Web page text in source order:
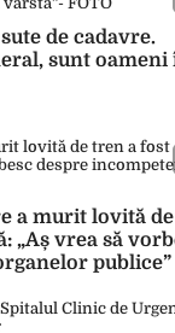
de cadavre.
sunt oameni
a murit lovită de
„Aș vrea să
publice”